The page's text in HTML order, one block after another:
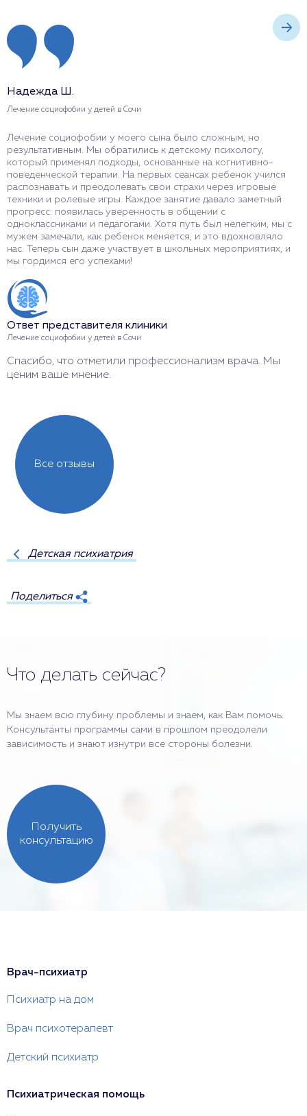
Надежда Ш.
Лечение социофобии у детей в Сочи
Лечение социофобии у моего сына было сложным, но
результативным. Мы обратились к детскому психологу,
который применял подходы, основанные на когнитивно-
поведенческой терапии. На первых сеансах ребенок учился
распознавать и преодолевать свои страхи через игровые
техники и ролевые игры. Каждое занятие давало заметный
прогресс: появилась уверенность в общении с
одноклассниками и педагогами. Хотя путь был нелегким, мы с
мужем замечали, как ребенок меняется, и это вдохновляло
нас. Теперь сын даже участвует в школьных мероприятиях, и
мы гордимся его успехами!
Ответ представителя клиники
Лечение социофобии у детей в Сочи
Спасибо, что отметили профессионализм врача. Мы
ценим ваше мнение.
Все отзывы
Детская психиатрия
Поделиться
Что делать сейчас?
Мы знаем всю глубину проблемы и знаем, как Вам помочь.
Консультанты программы сами в прошлом преодолели
зависимость и знают изнутри все стороны болезни.
Получить
консультацию
Врач-психиатр
Психиатр на дом
Врач психотерапевт
Детский психиатр
Психиатрическая помощь